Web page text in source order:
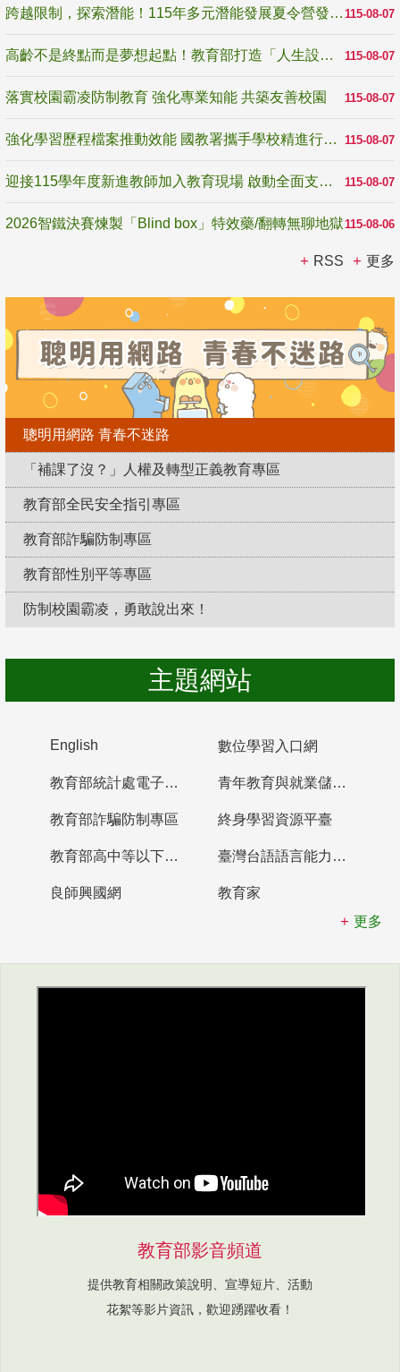
115-08-07
跨越限制，探索潛能！115年多元潛能發展夏令營發掘生命無限可能
115-08-07
高齡不是終點而是夢想起點！教育部打造「人生設計夢工場」 參展第3屆高齡健康產業博覽會
115-08-07
落實校園霸凌防制教育 強化專業知能 共築友善校園
115-08-07
強化學習歷程檔案推動效能 國教署攜手學校精進行政與教學支持
115-08-07
迎接115學年度新進教師加入教育現場 啟動全面支持陪伴
115-08-06
2026智鐵決賽煉製「Blind box」特效藥/翻轉無聊地獄
RSS 更多
聰明用網路 青春不迷路
「補課了沒？」人權及轉型正義教育專區
教育部全民安全指引專區
教育部詐騙防制專區
教育部性別平等專區
防制校園霸凌，勇敢說出來！
主題網站
English 數位學習入口網
教育部統計處電子書櫃 青年教育與就業儲蓄帳戶
教育部詐騙防制專區 終身學習資源平臺
教育部高中等以下學校及幼兒園教師資格檢定考試 臺灣台語語言能力認證網站
良師興國網
教育家
更多
教育部影音頻道
提供教育相關政策說明、宣導短片、活動
花絮等影片資訊，歡迎踴躍收看！